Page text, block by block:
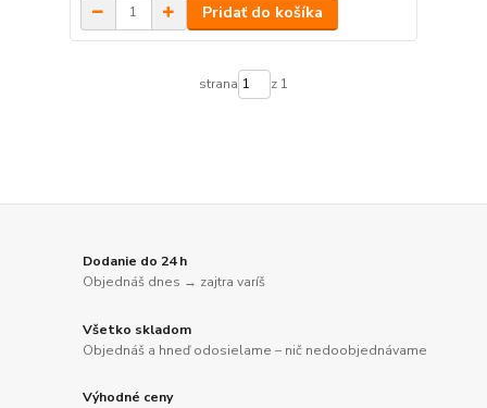
Pridať do košíka
strana z 1
Dodanie do 24 h
Objednáš dnes → zajtra varíš
Všetko skladom
Objednáš a hneď odosielame – nič nedoobjednávame
Výhodné ceny